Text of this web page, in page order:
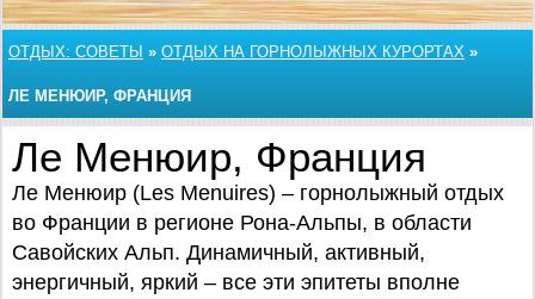
ОТДЫХ: СОВЕТЫ » ОТДЫХ НА ГОРНОЛЫЖНЫХ КУРОРТАХ »
ЛЕ МЕНЮИР, ФРАНЦИЯ
Ле Менюир, Франция
Ле Менюир (Les Menuires) – горнолыжный отдых
во Франции в регионе Рона-Альпы, в области
Савойских Альп. Динамичный, активный,
энергичный, яркий – все эти эпитеты вполне